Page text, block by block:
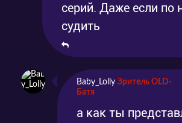
серий. Даже если по
судить
Baby_Lolly Зритель OLD-
Батя
а как ты